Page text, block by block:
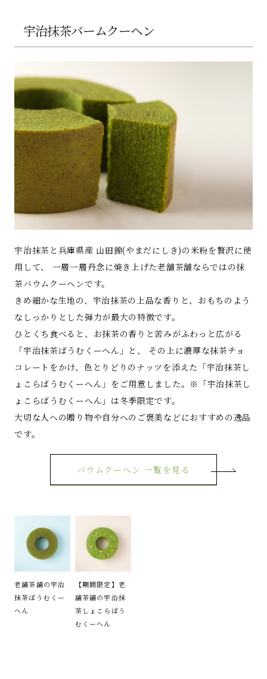
宇治抹茶バームクーヘン
宇治抹茶と兵庫県産 山田錦(やまだにしき)の米粉を贅沢に使
用して、 一層一層丹念に焼き上げた老舗茶舗ならではの抹
茶バウムクーヘンです。
きめ細かな生地の、宇治抹茶の上品な香りと、おもちのよう
なしっかりとした弾力が最大の特徴です。
ひとくち食べると、お抹茶の香りと苦みがふわっと広がる
「宇治抹茶ばうむくーへん」と、 その上に濃厚な抹茶チョ
コレートをかけ、色とりどりのナッツを添えた「宇治抹茶し
ょこらばうむくーへん」をご用意しました。※「宇治抹茶し
ょこらばうむくーへん」は冬季限定です。
大切な人への贈り物や自分へのご褒美などにおすすめの逸品
です。
バウムクーヘン 一覧を見る
老舗茶舗の宇治
抹茶ばうむくー
へん
【期間限定】老
舗茶舗の宇治抹
茶しょこらばう
むくーへん